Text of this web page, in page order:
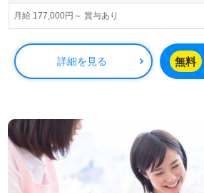
月給 177,000円～ 賞与あり
詳細を見る 無料